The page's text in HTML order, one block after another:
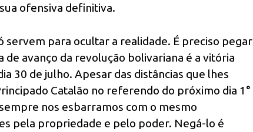
ofensiva definitiva.
para ocultar a realidade. É preciso pegar
avanço da revolução bolivariana é a vitória
30 de julho. Apesar das distâncias que lhes
Catalão no referendo do próximo dia 1°
nos esbarramos com o mesmo
pela propriedade e pelo poder. Negá-lo é